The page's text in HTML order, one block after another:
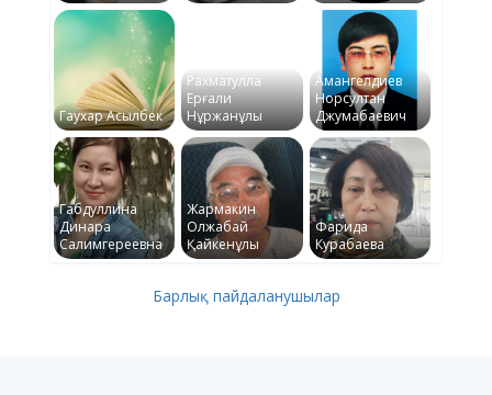
Гаухар Асылбек
Рахматулла
Ерғали
Нұржанұлы
Амангелдиев
Норсултан
Джумабаевич
Габдуллина
Динара
Салимгереевна
Жармакин
Олжабай
Қайкенұлы
Фарида
Курабаева
Барлық пайдаланушылар